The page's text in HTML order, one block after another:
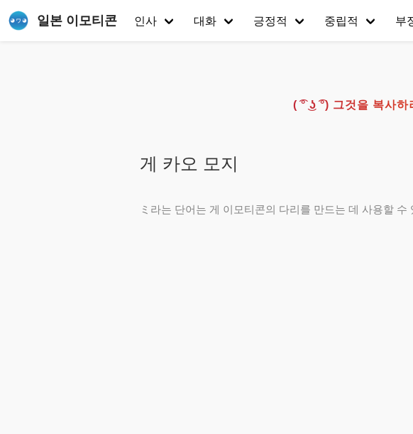
일본 이모티콘 인사 대화 긍정적 중립적 부
( ͡° ͜ʖ ͡°) 그것을 복사
게 카오 모지
ミ라는 단어는 게 이모티콘의 다리를 만드는 데 사용할 수